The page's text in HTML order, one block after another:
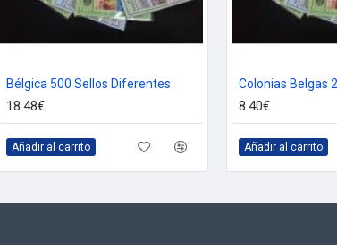
Bélgica 500 Sellos Diferentes
18.48€
Añadir al carrito
8.40€
Añadir al carrito